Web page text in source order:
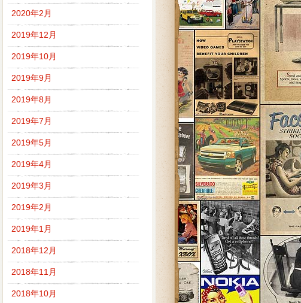
2020年2月
2019年12月
2019年10月
2019年9月
2019年8月
2019年7月
2019年5月
2019年4月
2019年3月
2019年2月
2019年1月
2018年12月
2018年11月
2018年10月